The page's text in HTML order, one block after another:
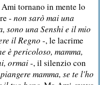
tornano in mente lo
- non sarò mai una
sono una Senshi e il mio
il Regno -, le lacrime
è pericoloso, mamma,
ormai-, il silenzio con
mamma, se te l'ho